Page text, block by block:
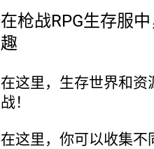
在枪战RPG生存服
趣
在这里，生存世界和
战！
在这里，你可以收集